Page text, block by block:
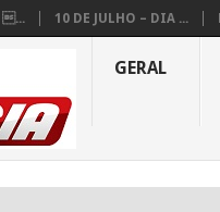
... 10 DE JULHO – DIA ...
GERAL